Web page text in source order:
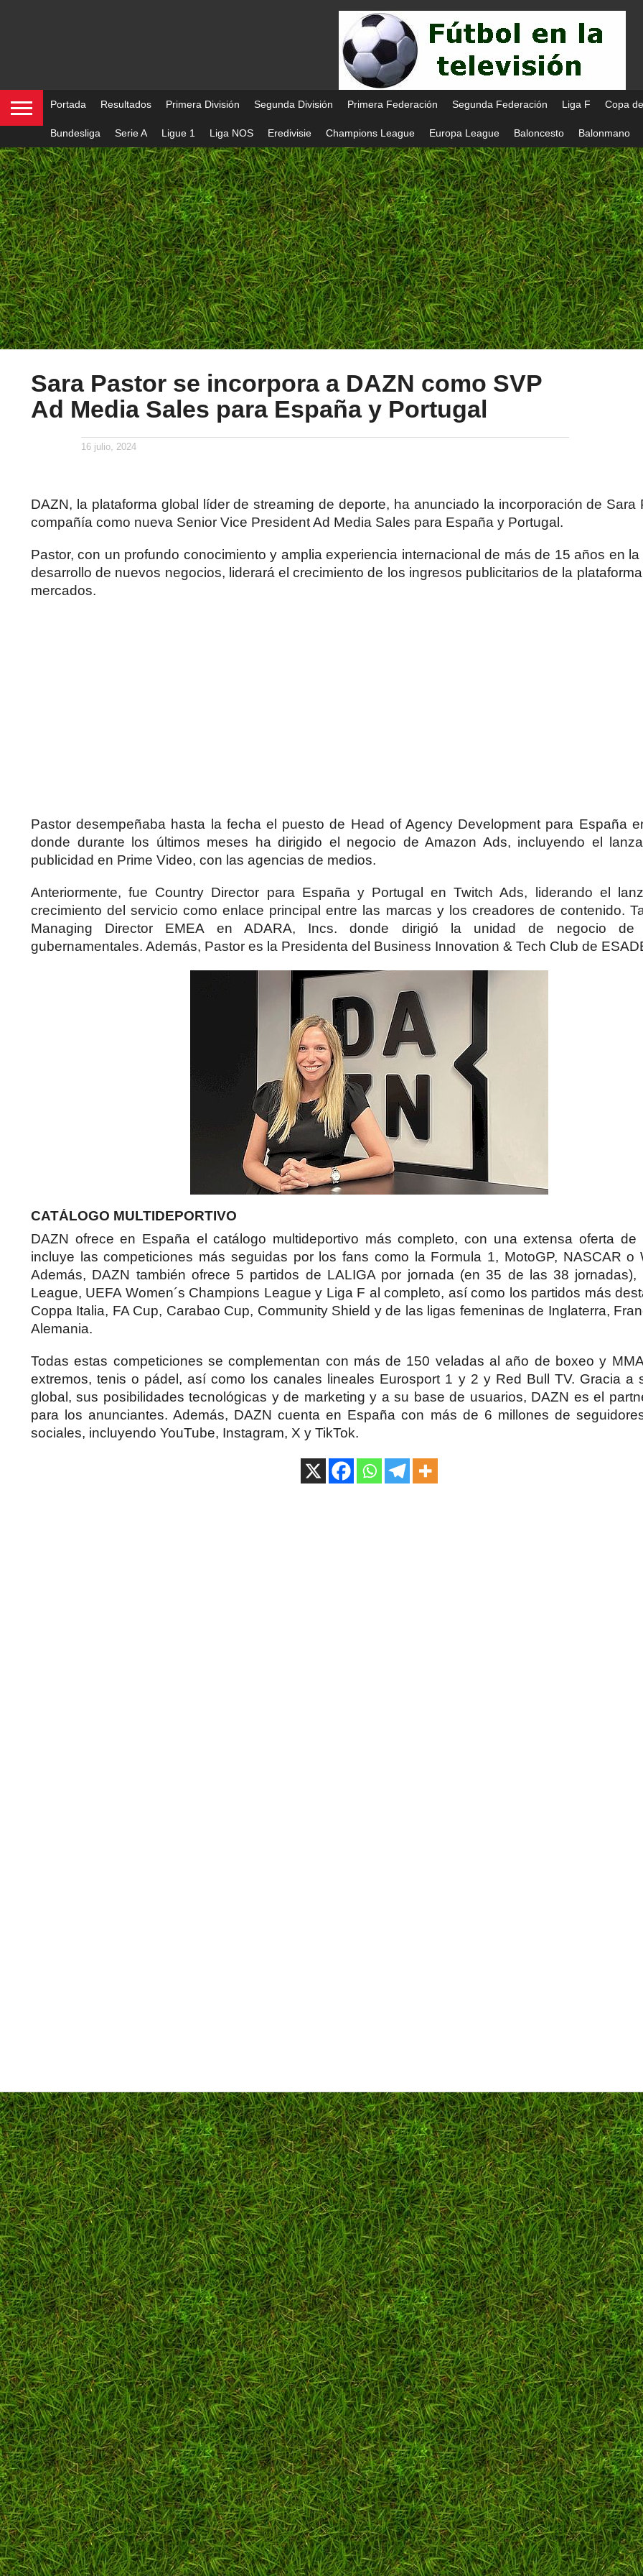
Portada Resultados Primera División Segunda División Primera Federación Segunda Federación Liga F Copa
Bundesliga Serie A Ligue 1 Liga NOS Eredivisie Champions League Europa League Baloncesto Balonmano
Sara Pastor se incorpora a DAZN como SVP
Ad Media Sales para España y Portugal
16 julio, 2024
DAZN, la plataforma global líder de streaming de deporte, ha anunciado la incorporación de Sara
compañía como nueva Senior Vice President Ad Media Sales para España y Portugal.
Pastor, con un profundo conocimiento y amplia experiencia internacional de más de 15 años en
desarrollo de nuevos negocios, liderará el crecimiento de los ingresos publicitarios de la
mercados.
Pastor desempeñaba hasta la fecha el puesto de Head of Agency Development para España
donde durante los últimos meses ha dirigido el negocio de Amazon Ads, incluyendo el
publicidad en Prime Video, con las agencias de medios.
Anteriormente, fue Country Director para España y Portugal en Twitch Ads, liderando el
crecimiento del servicio como enlace principal entre las marcas y los creadores de contenido.
Managing Director EMEA en ADARA, Incs. donde dirigió la unidad de negocio de
gubernamentales. Además, Pastor es la Presidenta del Business Innovation & Tech Club de
CATÁLOGO MULTIDEPORTIVO
DAZN ofrece en España el catálogo multideportivo más completo, con una extensa oferta de
incluye las competiciones más seguidas por los fans como la Formula 1, MotoGP, NASCAR o
Además, DAZN también ofrece 5 partidos de LALIGA por jornada (en 35 de las 38 jornadas),
League, UEFA Women´s Champions League y Liga F al completo, así como los partidos más
Coppa Italia, FA Cup, Carabao Cup, Community Shield y de las ligas femeninas de Inglaterra,
Alemania.
Todas estas competiciones se complementan con más de 150 veladas al año de boxeo y
extremos, tenis o pádel, así como los canales lineales Eurosport 1 y 2 y Red Bull TV. Gracia a
global, sus posibilidades tecnológicas y de marketing y a su base de usuarios, DAZN es el
para los anunciantes. Además, DAZN cuenta en España con más de 6 millones de
sociales, incluyendo YouTube, Instagram, X y TikTok.